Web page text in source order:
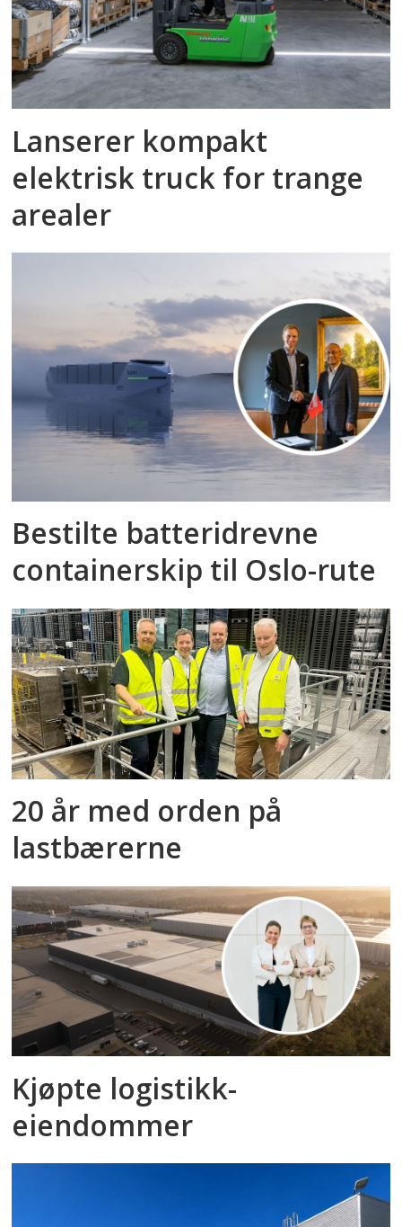
Lanserer kompakt
elektrisk truck for trange
arealer
Bestilte batteridrevne
containerskip til Oslo-rute
20 år med orden på
lastbærerne
Kjøpte logistikk­
eiendommer